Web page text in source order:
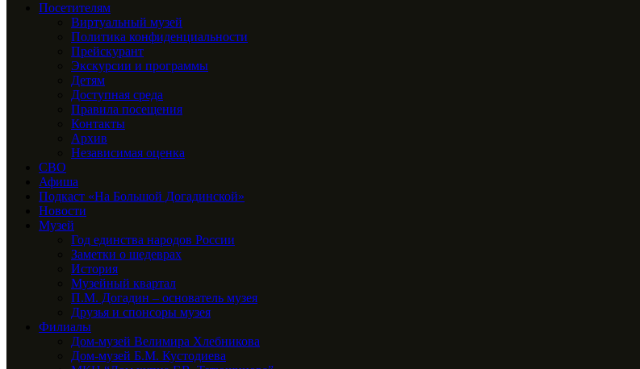
Посетителям
Виртуальный музей
Политика конфиденциальности
Прейскурант
Экскурсии и программы
Детям
Доступная среда
Правила посещения
Контакты
Архив
Независимая оценка
СВО
Афиша
Подкаст «На Большой Догадинской»
Новости
Музей
Год единства народов России
Заметки о шедеврах
История
Музейный квартал
П.М. Догадин – основатель музея
Друзья и спонсоры музея
Филиалы
Дом-музей Велимира Хлебникова
Дом-музей Б.М. Кустодиева